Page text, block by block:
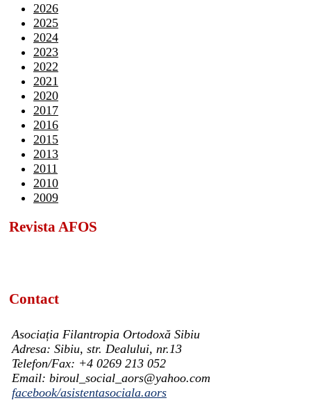
2026
2025
2024
2023
2022
2021
2020
2017
2016
2015
2013
2011
2010
2009
Revista AFOS
Contact
Asociația Filantropia Ortodoxă Sibiu
Adresa: Sibiu, str. Dealului, nr.13
Telefon/Fax: +4 0269 213 052
Email: biroul_social_aors@yahoo.com
facebook/asistentasociala.aors